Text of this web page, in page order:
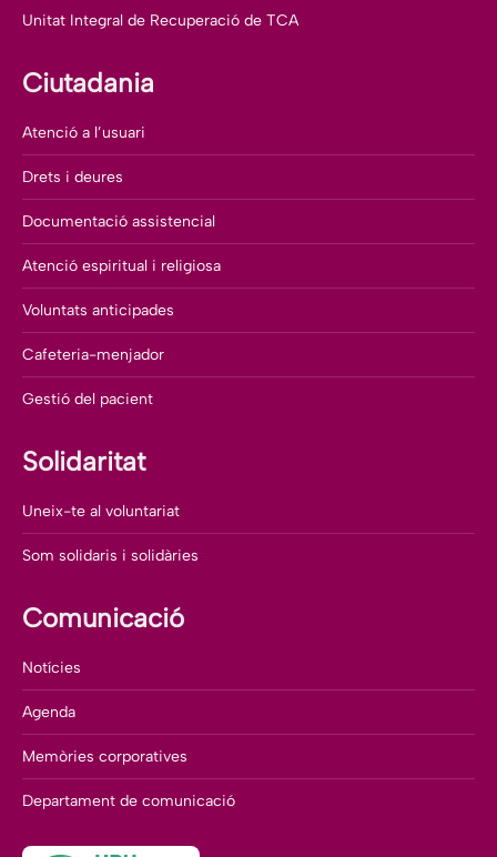
Unitat Integral de Recuperació de TCA
Ciutadania
Atenció a l’usuari
Drets i deures
Documentació assistencial
Atenció espiritual i religiosa
Voluntats anticipades
Cafeteria-menjador
Gestió del pacient
Solidaritat
Uneix-te al voluntariat
Som solidaris i solidàries
Comunicació
Notícies
Agenda
Memòries corporatives
Departament de comunicació